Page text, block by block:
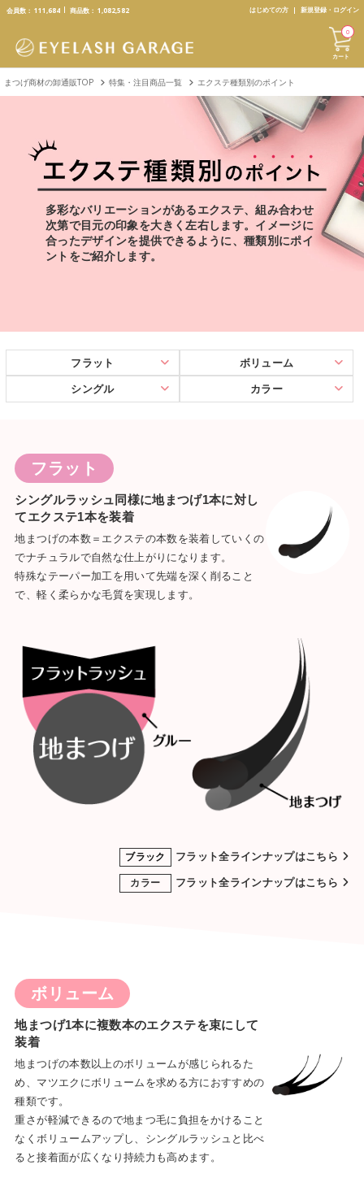
text.skipToContent
text.skipToNavigation
会員数： 111,684 商品数： 1,082,582 はじめての方 新規登録・ログイン
カート
0
まつげ商材の卸通販TOP 特集・注目商品一覧 エクステ種類別のポイント
多彩なバリエーションがあるエクステ、組み合わせ
次第で目元の印象を大きく左右します。 イメージに
合ったデザインを提供できるように、種類別にポイ
ントをご紹介します。
フラット ボリューム
シングル カラー
フラット
シングルラッシュ同様に地まつげ1本に対し
てエクステ1本を装着
地まつげの本数＝エクステの本数を装着していくの
でナチュラルで自然な仕上がりになります。
特殊なテーパー加工を用いて先端を深く削ること
で、軽く柔らかな毛質を実現します。
ブラック フラット全ラインナップはこちら
カラー フラット全ラインナップはこちら
ボリューム
地まつげ1本に複数本のエクステを束にして
装着
地まつげの本数以上のボリュームが感じられるた
め、マツエクにボリュームを求める方におすすめの
種類です。
重さが軽減できるので地まつ毛に負担をかけること
なくボリュームアップし、シングルラッシュと比べ
ると接着面が広くなり持続力も高めます。